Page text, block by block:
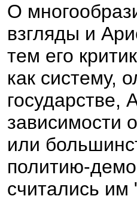
О
взгляды и
тем его
как систему,
государстве,
зависимости
или
политию-
считались